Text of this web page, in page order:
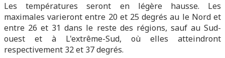
Les températures seront en légère hausse. Les
maximales varieront entre 20 et 25 degrés au le Nord et
entre 26 et 31 dans le reste des régions, sauf au Sud-
ouest et à L'extrême-Sud, où elles atteindront
respectivement 32 et 37 degrés.